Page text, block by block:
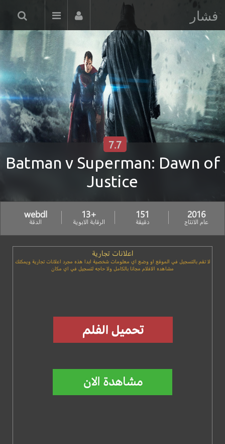
فشار
Batman v Superman: Dawn of
Justice
7.7
2016
عام الانتاج
151
دقيقة
+13
الرقابة الابوية
webdl
الدقة
اعلانات تجارية
لا تقم بالتسجيل في الموقع او وضع اي معلومات شخصية ابدا هذه مجرد اعلانات تجارية ويمكنك
مشاهده الافلام مجانا بالكامل ولا حاجه لتسجيل في اي مكان